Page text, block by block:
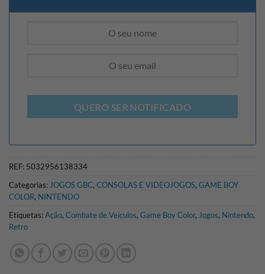
QUERO SER NOTIFICADO
REF: 5032956138334
Categorias:JOGOS GBC, CONSOLAS E VIDEOJOGOS, GAME BOY
COLOR, NINTENDO
Etiquetas:Ação, Combate de Veículos, Game Boy Color, Jogos, Nintendo,
Retro